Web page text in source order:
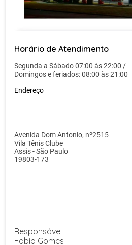
Horário de Atendimento
Segunda a Sábado 07:00 às 22:00 /
Domingos e feriados: 08:00 às 21:00
Endereço
Avenida Dom Antonio, nº2515
Vila Tênis Clube
Assis - São Paulo
19803-173
Responsável
Fabio Gomes